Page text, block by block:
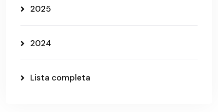
2025
2024
Lista completa